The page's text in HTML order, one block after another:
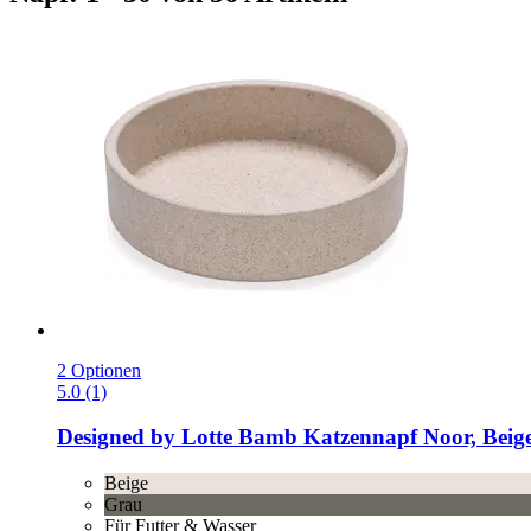
2 Optionen
5.0 (1)
Designed by Lotte Bamb Katzennapf Noor,
Beige
Grau
Für Futter & Wasser